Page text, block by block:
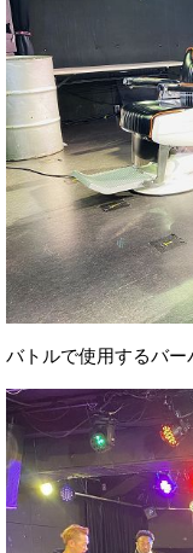
バトルで使用するバー